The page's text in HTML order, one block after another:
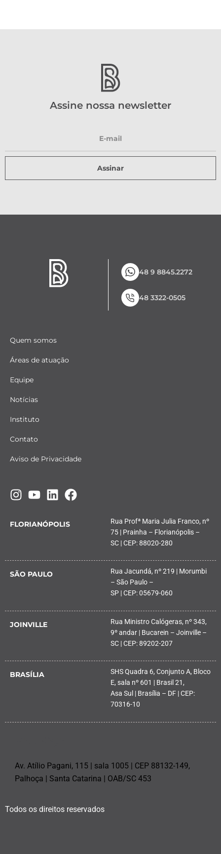
Assine nossa newsletter
Assinar
48 9 8845.2272
48 3322-0505
Quem somos
Áreas de atuação
Equipe
Notícias
Instituto
Contato
Aviso de Privacidade
FLORIANÓPOLIS
Rua Profª Maria Julia Franco, nº
75 | Prainha – Florianópolis –
SC | CEP: 88020-280
SÃO PAULO
Rua Jacundá, nº 219 | Morumbi
– São Paulo –
SP | CEP: 05679-060
JOINVILLE
Rua Ministro Calógeras, nº 343,
9º andar | Bucarein – Joinville –
SC | CEP: 89202-207
BRASÍLIA
SHS Quadra 6, Conjunto A, Bloco
E, sala nº 601 | Brasil 21,
Asa Sul | Brasília – DF | CEP:
70316-10
Av. Atílio Pagani, 115 | sala 1005 | CEP 88132-149,
Palhoça | Santa Catarina | OAB/SC 453
Todos os direitos reservados